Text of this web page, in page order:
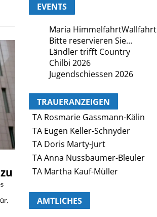
EVENTS
Maria HimmelfahrtWallfahrt
Bitte reservieren Sie…
Ländler trifft Country
Chilbi 2026
Jugendschiessen 2026
TRAUERANZEIGEN
TA Rosmarie Gassmann-Kälin
TA Eugen Keller-Schnyder
TA Doris Marty-Jurt
TA Anna Nussbaumer-Bleuler
TA Martha Kauf-Müller
AMTLICHES